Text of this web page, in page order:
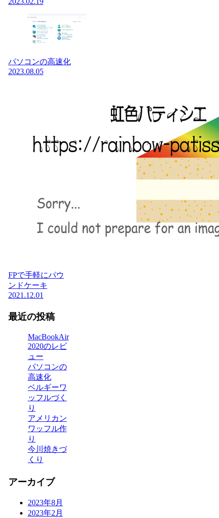
パソコンの高速化
2023.08.05
FPで手軽にパウ
ンドケーキ
2021.12.01
最近の投稿
MacBookAir
2020のレビ
ュー
パソコンの
高速化
ベルギーワ
ッフルづく
り
アメリカン
ワッフル作
り
今川焼きづ
くり
アーカイブ
2023年8月
2023年2月